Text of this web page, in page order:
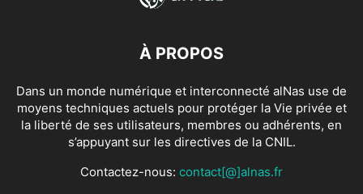
À PROPOS
Dans un monde numérique et interconnecté alNas use de
moyens techniques actuels pour protéger la Vie privée et
la liberté de ses utilisateurs, membres ou adhérents, en
s’appuyant sur les directives de la CNIL.
Contactez-nous: contact[@]alnas.fr